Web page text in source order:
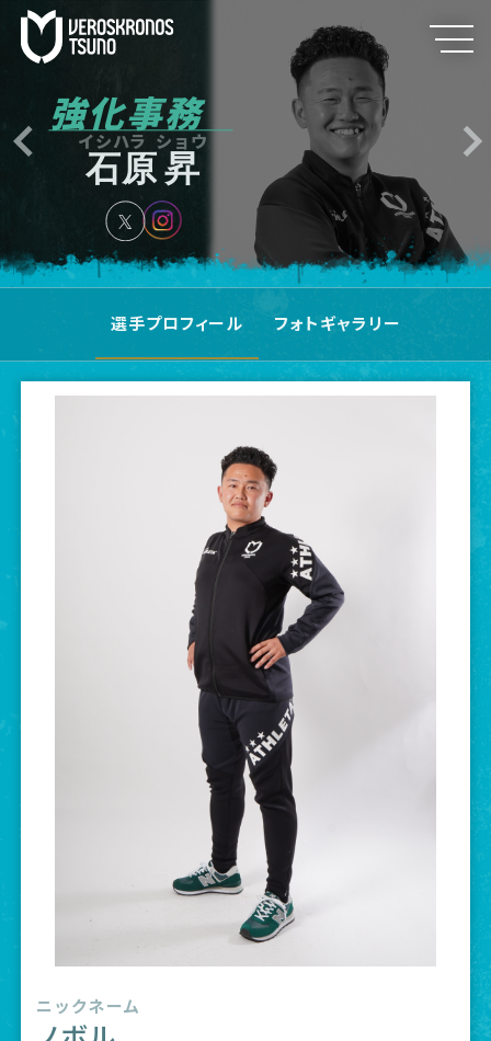
強化事務
イシハラ ショウ
石原 昇
選手プロフィール フォトギャラリー
ニックネーム